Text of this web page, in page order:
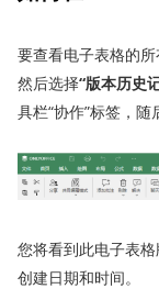
要查看电子表格的
然后选择“版本历史
具栏“协作”标签，随
您将看到此电子表
创建日期和时间。